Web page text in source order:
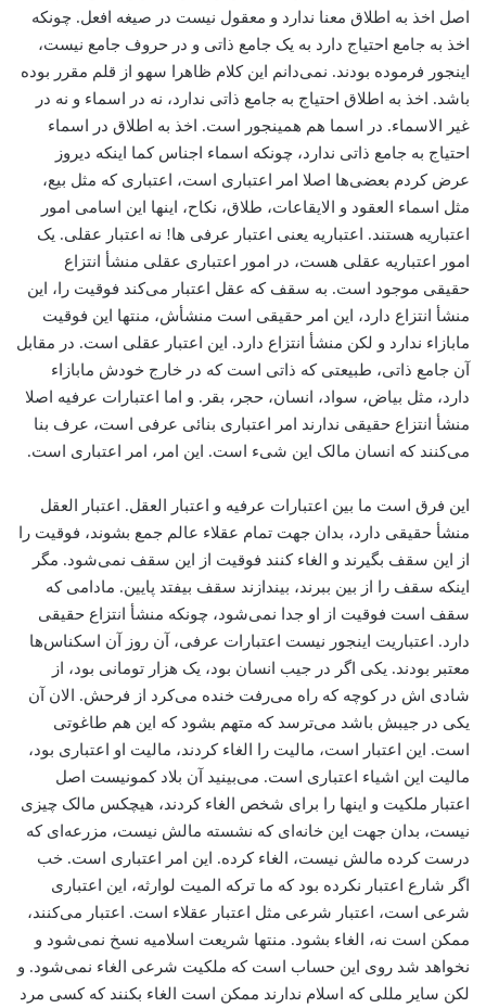
اصل اخذ به اطلاق معنا ندارد و معقول نیست در صیغه افعل. چونکه
اخذ به جامع احتیاج دارد به یک جامع ذاتی و در حروف جامع نیست،
اینجور فرموده بودند. نمی‌دانم این کلام ظاهرا سهو از قلم مقرر بوده
باشد. اخذ به اطلاق احتیاج به جامع ذاتی ندارد، نه در اسماء و نه در
غیر الاسماء. در اسما هم همینجور است. اخذ به اطلاق در اسماء‌
احتیاج به جامع ذاتی ندارد، چونکه اسماء اجناس کما اینکه دیروز
عرض کردم بعضی‌ها اصلا امر اعتباری است، اعتباری که مثل بیع،
مثل اسماء العقود و الایقاعات، ‌طلاق، نکاح، اینها این اسامی امور
اعتباریه هستند. اعتباریه یعنی اعتبار عرفی ها! نه اعتبار عقلی. یک
امور اعتباریه عقلی هست، ‌در امور اعتباری عقلی منشأ انتزاع
حقیقی موجود است. به سقف که عقل اعتبار می‌کند فوقیت را، این
منشأ انتزاع دارد، این امر حقیقی است منشأش، منتها این فوقیت
مابازاء ندارد و لکن منشأ انتزاع دارد. این اعتبار عقلی است. در مقابل
آن جامع ذاتی، طبیعتی که ذاتی است که در خارج خودش مابازاء
دارد، مثل بیاض، سواد، انسان، حجر، بقر. و اما اعتبارات عرفیه اصلا
منشأ انتزاع حقیقی ندارند امر اعتباری بنائی عرفی است، عرف بنا
می‌کنند که انسان مالک این شیء است. این امر، امر اعتباری است.
این فرق است ما بین اعتبارات عرفیه و اعتبار العقل. اعتبار العقل
منشأ حقیقی دارد، بدان جهت تمام عقلاء عالم جمع بشوند، فوقیت را
از این سقف بگیرند و الغاء کنند فوقیت از این سقف نمی‌شود. مگر
اینکه سقف را از بین ببرند، بیندازند سقف بیفتد پایین. مادامی که
سقف است فوقیت از او جدا نمی‌شود، چونکه منشأ انتزاع حقیقی
دارد. اعتباریت اینجور نیست اعتبارات عرفی، آن روز آن اسکناس‌ها
معتبر بودند. یکی اگر در جیب انسان بود، یک هزار تومانی بود، از
شادی اش در کوچه که راه می‌رفت خنده می‌کرد از فرحش. الان آن
یکی در جیبش باشد می‌ترسد که متهم بشود که این هم طاغوتی
است. این اعتبار است، مالیت را الغاء کردند، مالیت او اعتباری بود،
مالیت این اشیاء اعتباری است. می‌بینید آن بلاد کمونیست اصل
اعتبار ملکیت و اینها را برای شخص الغاء کردند، هیچکس مالک چیزی
نیست، بدان جهت این خانه‌ای که نشسته مالش نیست، مزرعه‌ای که
درست کرده مالش نیست، الغاء کرده. این امر اعتباری است. خب
اگر شارع اعتبار نکرده بود که ما ترکه المیت لوارثه، این اعتباری
شرعی است، اعتبار شرعی مثل اعتبار عقلاء است. اعتبار می‌کنند،
ممکن است نه، الغاء‌ بشود. منتها شریعت اسلامیه نسخ نمی‌شود و
نخواهد شد روی این حساب است که ملکیت شرعی الغاء نمی‌شود. و
لکن سایر مللی که اسلام ندارند ممکن است الغاء بکنند که کسی مرد